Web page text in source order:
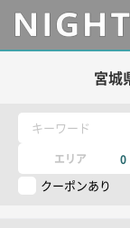
宮城
キーワード
エリア 0
クーポンあり